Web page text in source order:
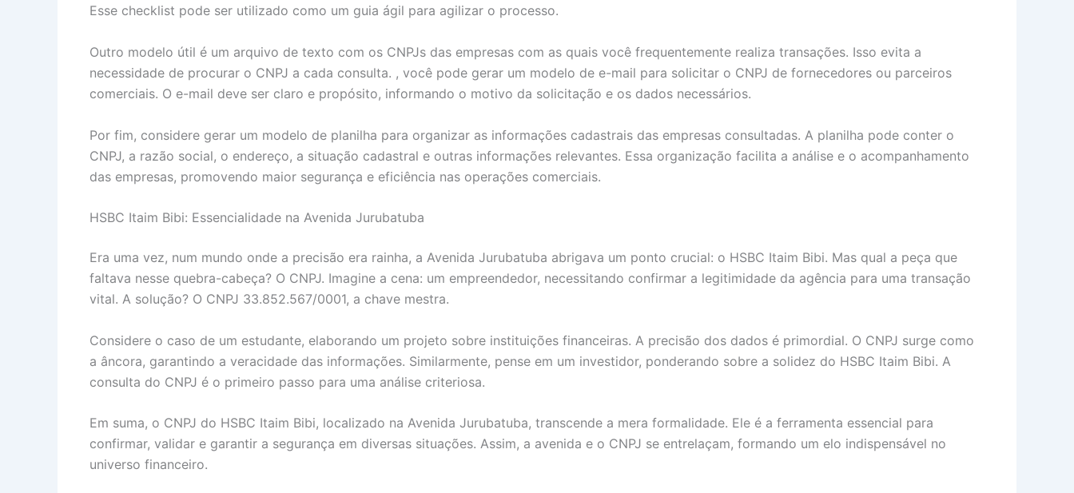
Esse checklist pode ser utilizado como um guia ágil para agilizar o processo.
Outro modelo útil é um arquivo de texto com os CNPJs das empresas com as quais você frequentemente realiza transações. Isso evita a
necessidade de procurar o CNPJ a cada consulta. , você pode gerar um modelo de e-mail para solicitar o CNPJ de fornecedores ou parceiros
comerciais. O e-mail deve ser claro e propósito, informando o motivo da solicitação e os dados necessários.
Por fim, considere gerar um modelo de planilha para organizar as informações cadastrais das empresas consultadas. A planilha pode conter o
CNPJ, a razão social, o endereço, a situação cadastral e outras informações relevantes. Essa organização facilita a análise e o acompanhamento
das empresas, promovendo maior segurança e eficiência nas operações comerciais.
HSBC Itaim Bibi: Essencialidade na Avenida Jurubatuba
Era uma vez, num mundo onde a precisão era rainha, a Avenida Jurubatuba abrigava um ponto crucial: o HSBC Itaim Bibi. Mas qual a peça que
faltava nesse quebra-cabeça? O CNPJ. Imagine a cena: um empreendedor, necessitando confirmar a legitimidade da agência para uma transação
vital. A solução? O CNPJ 33.852.567/0001, a chave mestra.
Considere o caso de um estudante, elaborando um projeto sobre instituições financeiras. A precisão dos dados é primordial. O CNPJ surge como
a âncora, garantindo a veracidade das informações. Similarmente, pense em um investidor, ponderando sobre a solidez do HSBC Itaim Bibi. A
consulta do CNPJ é o primeiro passo para uma análise criteriosa.
Em suma, o CNPJ do HSBC Itaim Bibi, localizado na Avenida Jurubatuba, transcende a mera formalidade. Ele é a ferramenta essencial para
confirmar, validar e garantir a segurança em diversas situações. Assim, a avenida e o CNPJ se entrelaçam, formando um elo indispensável no
universo financeiro.